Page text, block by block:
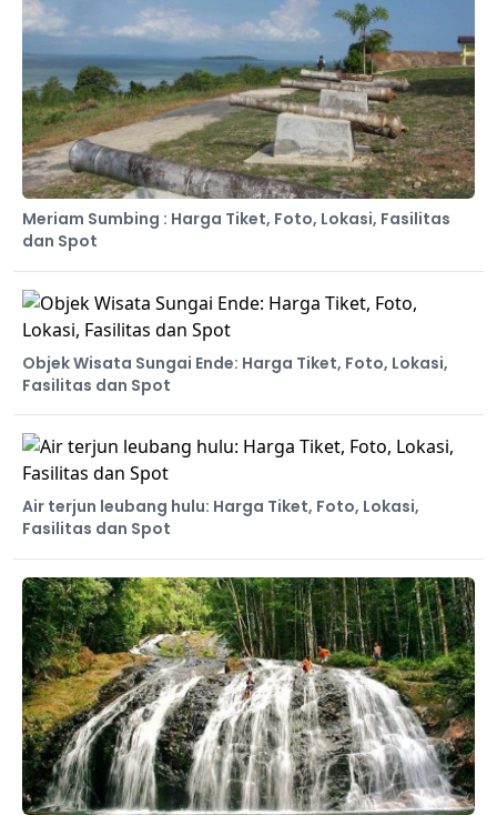
Meriam Sumbing : Harga Tiket, Foto, Lokasi, Fasilitas
dan Spot
Objek Wisata Sungai Ende: Harga Tiket, Foto, Lokasi,
Fasilitas dan Spot
Air terjun leubang hulu: Harga Tiket, Foto, Lokasi,
Fasilitas dan Spot